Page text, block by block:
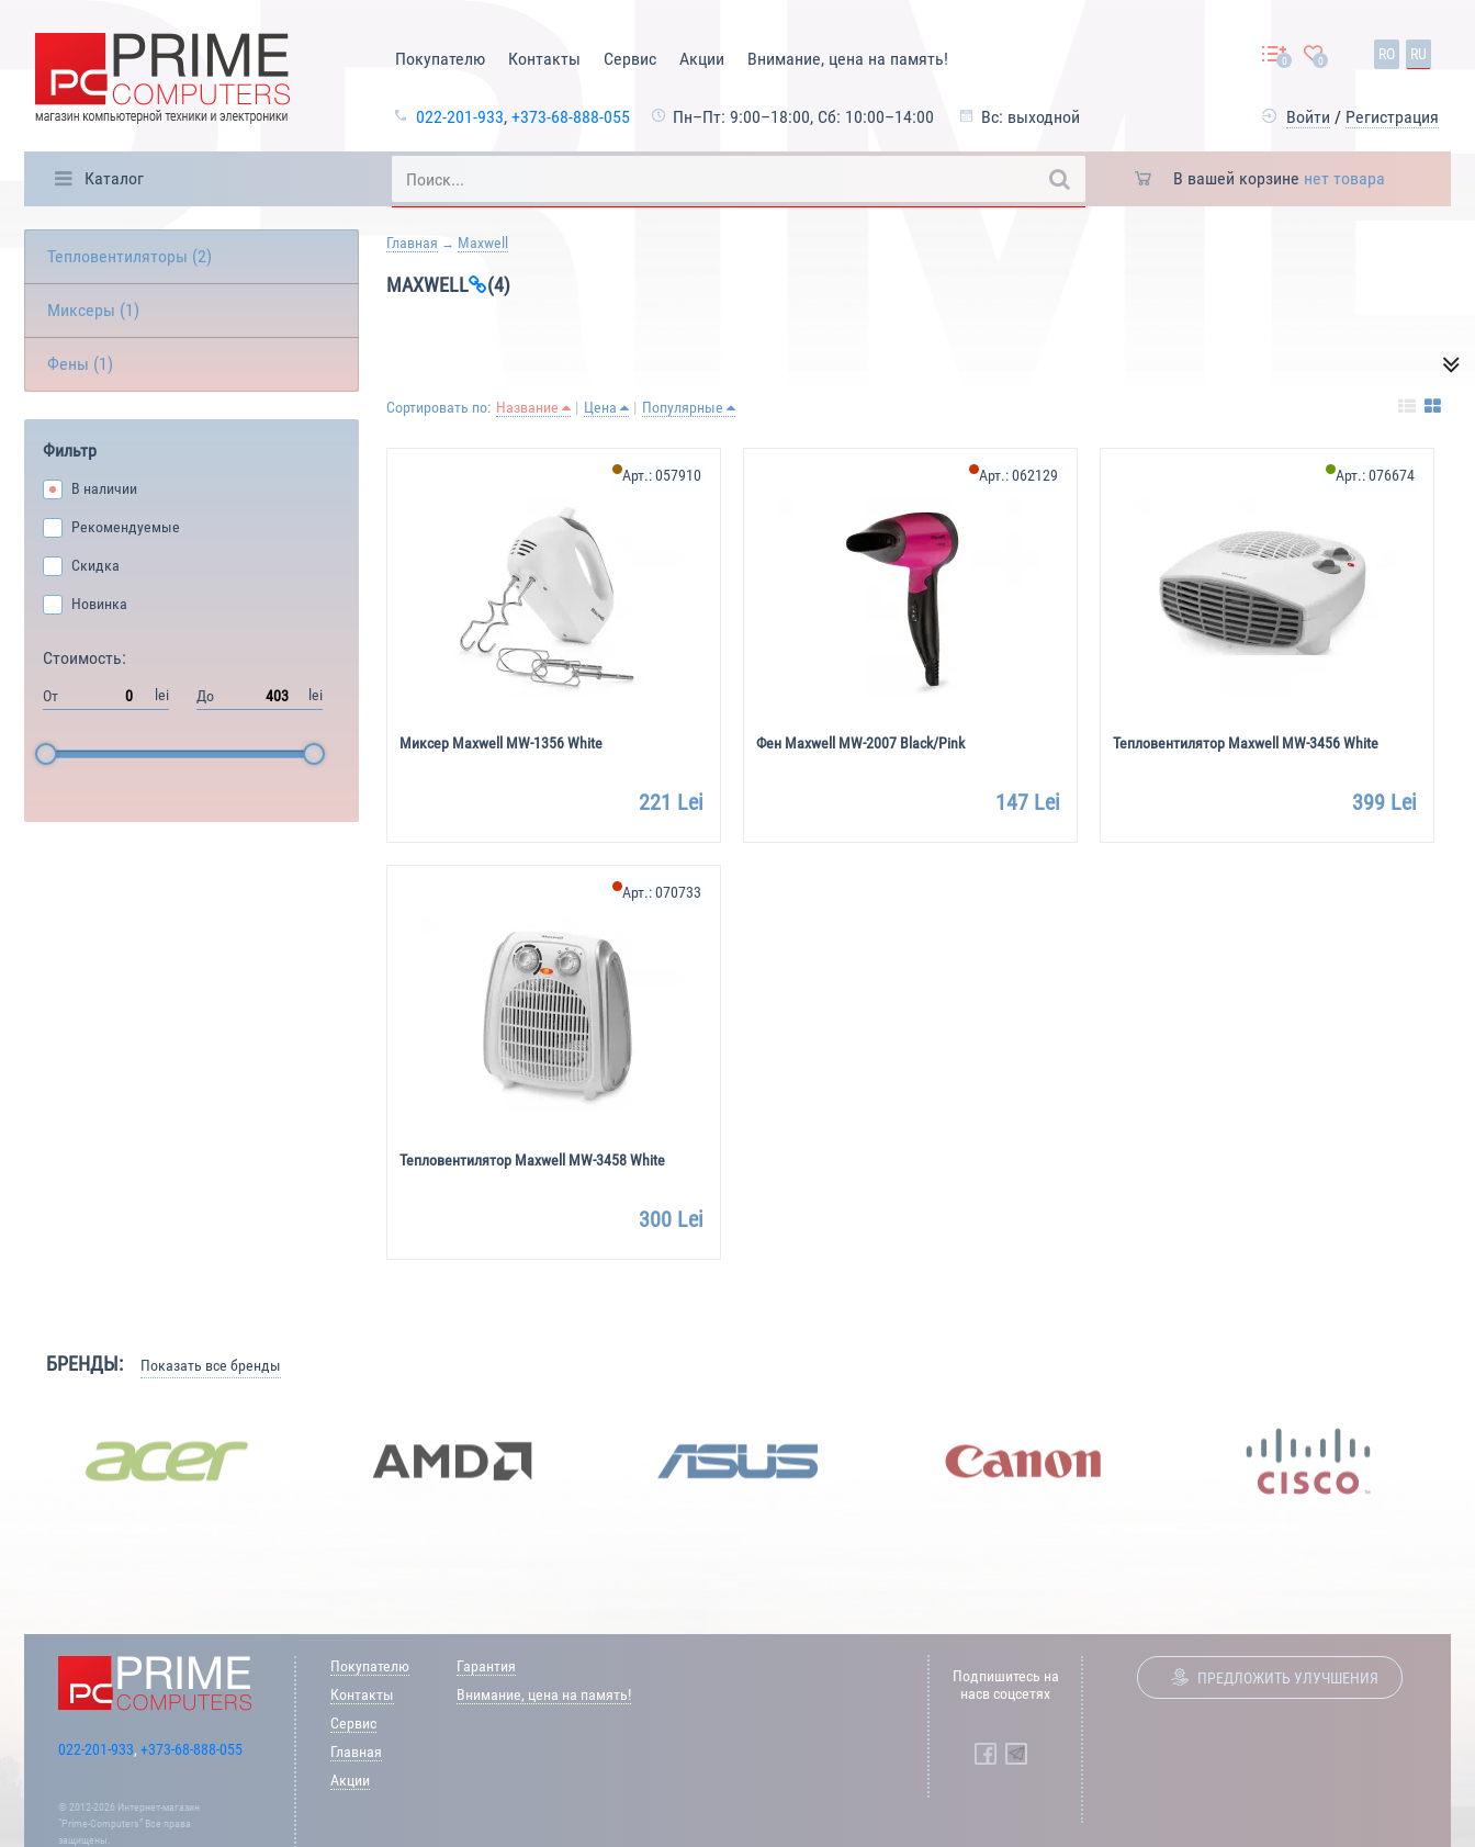
Покупателю Контакты Сервис Акции Внимание, цена на память!
022-201-933, +373-68-888-055 Пн–Пт: 9:00–18:00, Сб: 10:00–14:00 Вс: выходной
0 0 RO RU
Войти / Регистрация
Каталог В вашей корзине нет товара
Тепловентиляторы (2)
Миксеры (1)
Фены (1)
Фильтр
В наличии
Рекомендуемые
Скидка
Новинка
Стоимость:
От lei До lei
Главная Maxwell
MAXWELL (4)
Сортировать по: Название Цена Популярные
Миксер Maxwell MW-1356 White
Арт.:057910
221 Lei
Фен Maxwell MW-2007 Black/Pink
Арт.:062129
147 Lei
Тепловентилятор Maxwell MW-3456 White
Арт.:076674
399 Lei
Тепловентилятор Maxwell MW-3458 White
Арт.:070733
300 Lei
БРЕНДЫ: Показать все бренды
022-201-933, +373-68-888-055
© 2012-2026 Интернет-магазин
“Prime-Computers” Все права
защищены.
Покупателю
Контакты
Сервис
Главная
Акции
Гарантия
Внимание, цена на память!
Подпишитесь на
насв соцсетях
ПРЕДЛОЖИТЬ УЛУЧШЕНИЯ